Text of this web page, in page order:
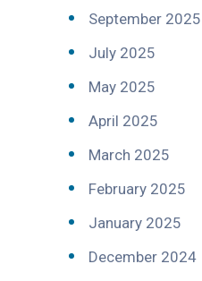
September 2025
July 2025
May 2025
April 2025
March 2025
February 2025
January 2025
December 2024